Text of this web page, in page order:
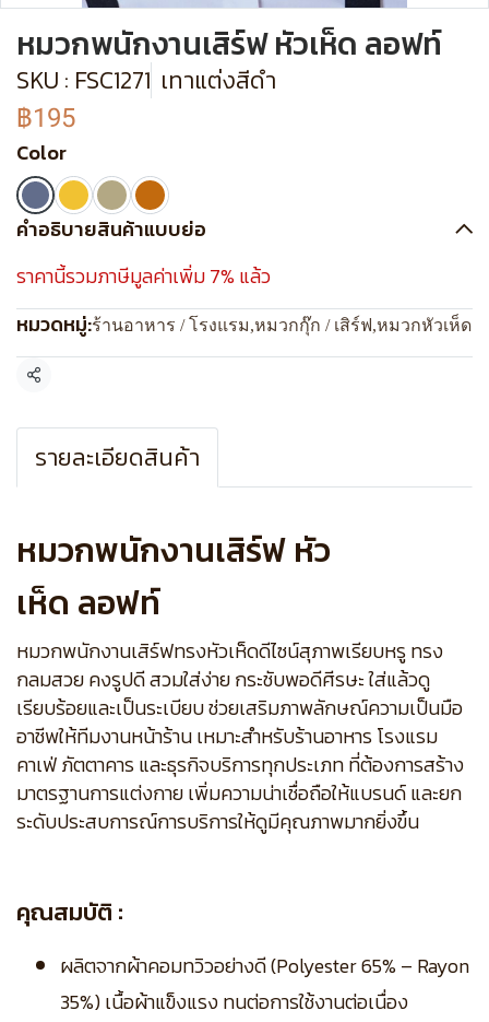
หมวกพนักงานเสิร์ฟ หัวเห็ด ลอฟท์
SKU : FSC1271 เทาแต่งสีดำ
฿195
Color
คำอธิบายสินค้าแบบย่อ
ราคานี้รวมภาษีมูลค่าเพิ่ม 7% แล้ว
หมวดหมู่:ร้านอาหาร / โรงแรม,หมวกกุ๊ก / เสิร์ฟ,หมวกหัวเห็ด
แชร์
รายละเอียดสินค้า
หมวกพนักงานเสิร์ฟ หัว
เห็ด ลอฟท์
หมวกพนักงานเสิร์ฟทรงหัวเห็ดดีไซน์สุภาพเรียบหรู ทรง
กลมสวย คงรูปดี สวมใส่ง่าย กระชับพอดีศีรษะ ใส่แล้วดู
เรียบร้อยและเป็นระเบียบ ช่วยเสริมภาพลักษณ์ความเป็นมือ
อาชีพให้ทีมงานหน้าร้าน เหมาะสำหรับร้านอาหาร โรงแรม
คาเฟ่ ภัตตาคาร และธุรกิจบริการทุกประเภท ที่ต้องการสร้าง
มาตรฐานการแต่งกาย เพิ่มความน่าเชื่อถือให้แบรนด์ และยก
ระดับประสบการณ์การบริการให้ดูมีคุณภาพมากยิ่งขึ้น
คุณสมบัติ :
ผลิตจากผ้าคอมทวิวอย่างดี (Polyester 65% – Rayon
35%) เนื้อผ้าแข็งแรง ทนต่อการใช้งานต่อเนื่อง